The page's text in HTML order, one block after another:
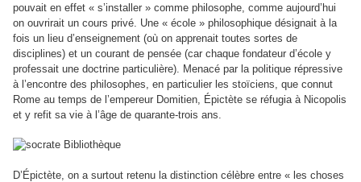
pouvait en effet « s’installer » comme philosophe, comme aujourd’hui
on ouvrirait un cours privé. Une « école » philosophique désignait à la
fois un lieu d’enseignement (où on apprenait toutes sortes de
disciplines) et un courant de pensée (car chaque fondateur d’école y
professait une doctrine particulière). Menacé par la politique répressive
à l’encontre des philosophes, en particulier les stoïciens, que connut
Rome au temps de l’empereur Domitien, Épictète se réfugia à Nicopolis
et y refit sa vie à l’âge de quarante-trois ans.
D’Épictète, on a surtout retenu la distinction célèbre entre « les choses